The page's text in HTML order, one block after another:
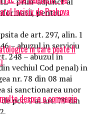
pentru
de art. 297, alin. 1
– abuzul in serviciu
248 – abuzul in
vechiul Cod penal) in
nr. 78 din 08 mai
si sanctionarea unor
pct. 9 al art. 79 din
Incisiv de Prahova
in care poate fi
despre o companie